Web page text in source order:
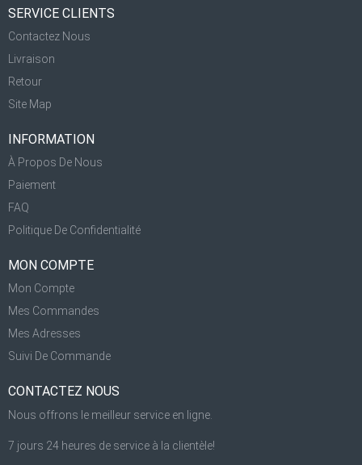
SERVICE CLIENTS
Contactez Nous
Livraison
Retour
Site Map
INFORMATION
À Propos De Nous
Paiement
FAQ
Politique De Confidentialité
MON COMPTE
Mon Compte
Mes Commandes
Mes Adresses
Suivi De Commande
CONTACTEZ NOUS
Nous offrons le meilleur service en ligne.
7 jours 24 heures de service à la clientèle!